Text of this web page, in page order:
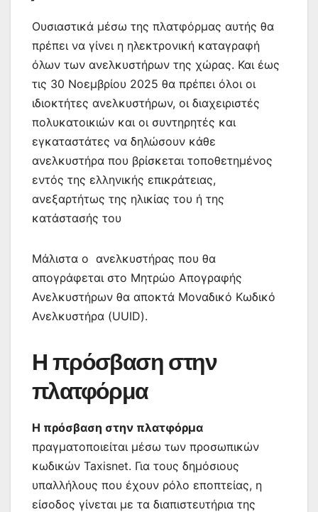
Ουσιαστικά μέσω της πλατφόρμας αυτής θα
πρέπει να γίνει η ηλεκτρονική καταγραφή
όλων των ανελκυστήρων της χώρας. Και έως
τις 30 Νοεμβρίου 2025 θα πρέπει όλοι οι
ιδιοκτήτες ανελκυστήρων, οι διαχειριστές
πολυκατοικιών και οι συντηρητές και
εγκαταστάτες να δηλώσουν κάθε
ανελκυστήρα που βρίσκεται τοποθετημένος
εντός της ελληνικής επικράτειας,
ανεξαρτήτως της ηλικίας του ή της
κατάστασής του
Μάλιστα ο ανελκυστήρας που θα
απογράφεται στο Μητρώο Απογραφής
Ανελκυστήρων θα αποκτά Μοναδικό Κωδικό
Ανελκυστήρα (UUID).
Η πρόσβαση στην
πλατφόρμα
Η πρόσβαση στην πλατφόρμα
πραγματοποιείται μέσω των προσωπικών
κωδικών Taxisnet. Για τους δημόσιους
υπαλλήλους που έχουν ρόλο εποπτείας, η
είσοδος γίνεται με τα διαπιστευτήρια της